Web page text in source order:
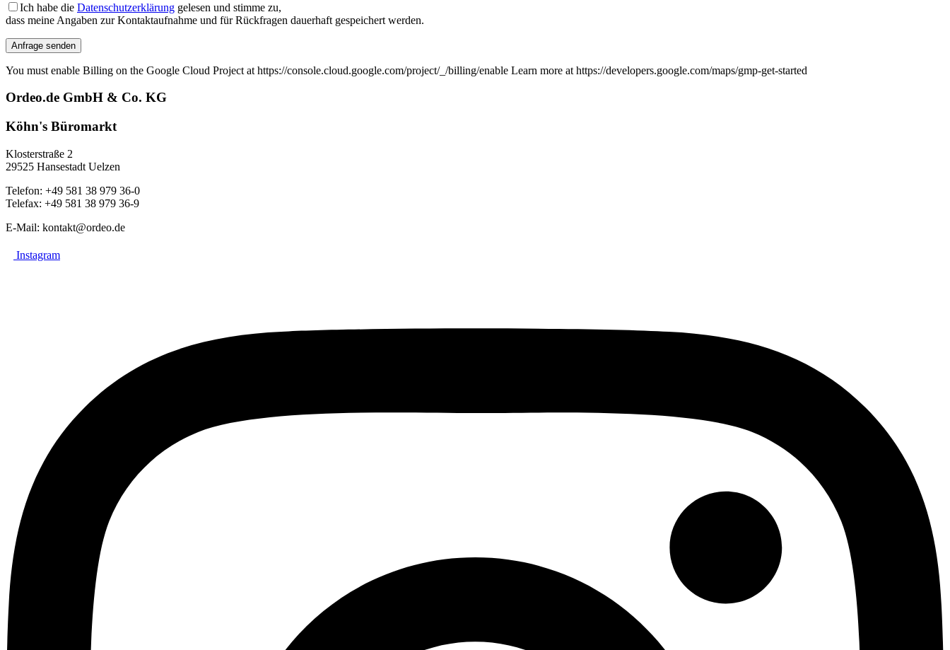
Ich habe die Datenschutzerklärung gelesen und stimme zu,
dass meine Angaben zur Kontaktaufnahme und für Rückfragen dauerhaft gespeichert werden.
You must enable Billing on the Google Cloud Project at https://console.cloud.google.com/project/_/billing/enable Learn more at https://developers.google.com/maps/gmp-get-started
Ordeo.de GmbH & Co. KG
Köhn's Büromarkt
Klosterstraße 2
29525 Hansestadt Uelzen
Telefon: +49 581 38 979 36-0
Telefax: +49 581 38 979 36-9
E-Mail: kontakt@ordeo.de
Instagram